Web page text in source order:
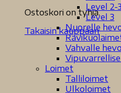
Ostoskori on tyhjä.
Takaisin kauppaan
Level 2-3
Level 3
Nuorelle
Vahvalle
Loimet
Talliloimet
Ulkoloimet